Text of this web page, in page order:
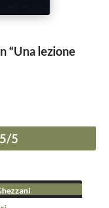
“Una lezione
5/5